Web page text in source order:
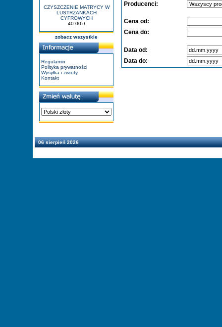
CZYSZCZENIE MATRYCY W
LUSTRZANKACH
CYFROWYCH
40.00zł
zobacz wszystkie
Regulamin
Polityka prywatności
Wysyłka i zwroty
Kontakt
Producenci:
Cena od:
Cena do:
Data od:
Data do:
06 sierpień 2026